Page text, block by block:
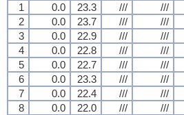
1
0.0 23.3 /// ///
2
0.0 23.7 /// ///
3
0.0 22.9 /// ///
4
0.0 22.8 /// ///
5
0.0 22.7 /// ///
6
0.0 23.3 /// ///
7
0.0 22.4 /// ///
8
0.0 22.0 /// ///